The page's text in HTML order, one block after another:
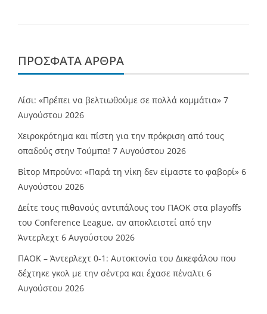
ΠΡΌΣΦΑΤΑ ΆΡΘΡΑ
Λίσι: «Πρέπει να βελτιωθούμε σε πολλά κομμάτια» 7
Αυγούστου 2026
Χειροκρότημα και πίστη για την πρόκριση από τους
οπαδούς στην Τούμπα! 7 Αυγούστου 2026
Βίτορ Μπρούνο: «Παρά τη νίκη δεν είμαστε το φαβορί» 6
Αυγούστου 2026
Δείτε τους πιθανούς αντιπάλους του ΠΑΟΚ στα playoffs
του Conference League, αν αποκλειστεί από την
Άντερλεχτ 6 Αυγούστου 2026
ΠΑΟΚ – Άντερλεχτ 0-1: Αυτοκτονία του Δικεφάλου που
δέχτηκε γκολ με την σέντρα και έχασε πέναλτι 6
Αυγούστου 2026